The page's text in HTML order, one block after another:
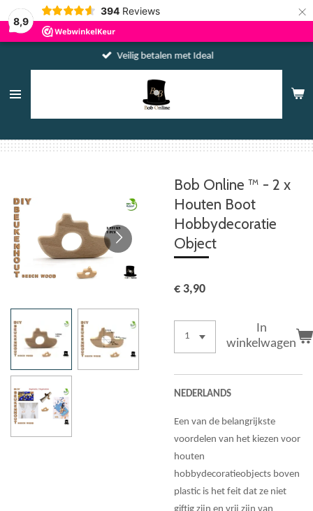
8,9
394 Reviews ×
Veilig betalen met Ideal
Bob Online ™ - 2 x
Houten Boot
Hobbydecoratie
Object
€ 3,90
In
winkelwagen
NEDERLANDS
Een van de belangrijkste
voordelen van het kiezen voor
houten
hobbydecoratieobjects boven
plastic is het feit dat ze niet